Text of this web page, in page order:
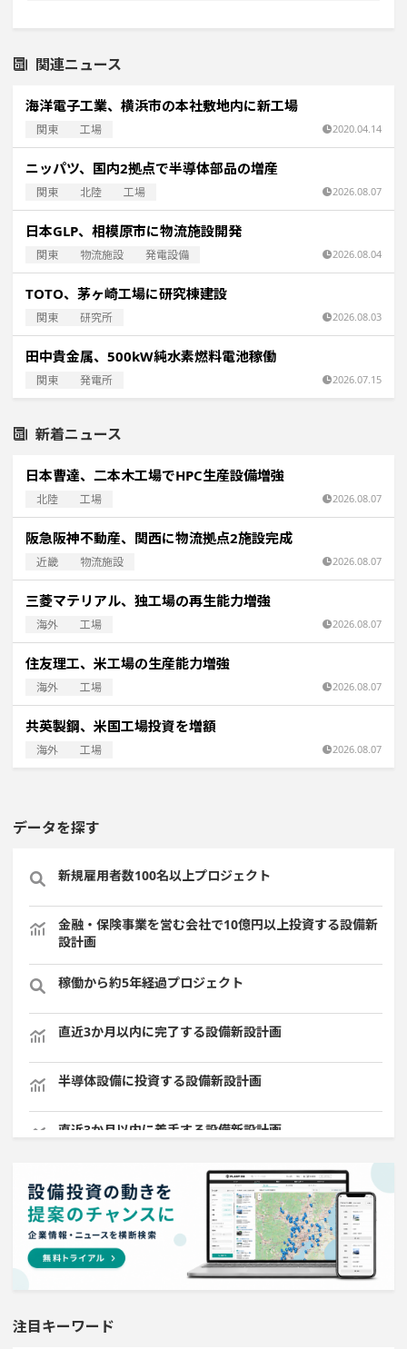
関連ニュース
海洋電子工業、横浜市の本社敷地内に新工場
関東 工場 2020.04.14
ニッパツ、国内2拠点で半導体部品の増産
関東 北陸 工場 2026.08.07
日本GLP、相模原市に物流施設開発
関東 物流施設 発電設備 2026.08.04
TOTO、茅ヶ崎工場に研究棟建設
関東 研究所 2026.08.03
田中貴金属、500kW純水素燃料電池稼働
関東 発電所 2026.07.15
新着ニュース
日本曹達、二本木工場でHPC生産設備増強
北陸 工場 2026.08.07
阪急阪神不動産、関西に物流拠点2施設完成
近畿 物流施設 2026.08.07
三菱マテリアル、独工場の再生能力増強
海外 工場 2026.08.07
住友理工、米工場の生産能力増強
海外 工場 2026.08.07
共英製鋼、米国工場投資を増額
海外 工場 2026.08.07
データを探す
新規雇用者数100名以上プロジェクト
金融・保険事業を営む会社で10億円以上投資する設備新
設計画
稼働から約5年経過プロジェクト
直近3か月以内に完了する設備新設計画
半導体設備に投資する設備新設計画
直近3か月以内に着手する設備新設計画
従業員数100名以上プロジェクト
半導体セグメントに投資する設備新設計画
平均臨時雇用人員数が100人以上の企業一覧
来月完成プロジェクト
注目キーワード